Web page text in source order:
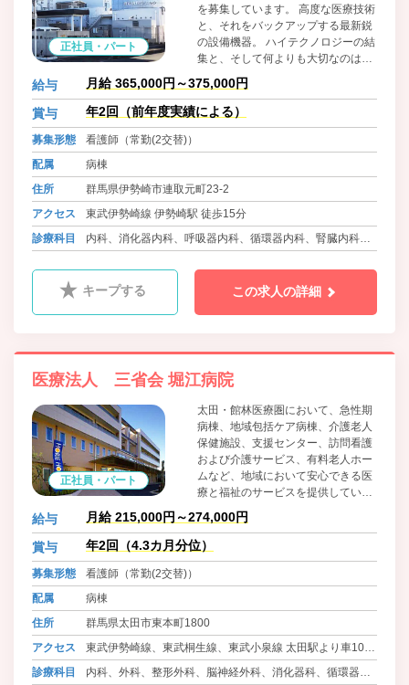
正社員・パート
を募集しています。 高度な医療技術
と、それをバックアップする最新鋭
の設備機器。 ハイテクノロジーの結
集と、そして何よりも大切なのは人
の温もりです。 人と医療を結ぶ。当
クリニックは一人ひとりの健康と幸
せを見守ります。 医療を通じて、地
域社会に貢献しませんか。 現在従業
きますので、安心してお仕事いただ
けます！ 19床2人夜勤ですので安心
です。 当院は日本透析医学会の教育
関連施設です。 透析未経験でも可。
1からお教えします。チャレンジし
給与 月給 365,000円～375,000円
賞与 年2回（前年度実績による）
募集形態
看護師（常勤(2交替)）
配属
病棟
住所
群馬県伊勢崎市連取元町23-2
アクセス
東武伊勢崎線 伊勢崎駅 徒歩15分
診療科目
内科、消化器内科、呼吸器内科、循環器内科、腎臓内科、
内科
キープする この求人の詳細
医療法人 三省会 堀江病院
正社員・パート
太田・館林医療圏において、急性期
病棟、地域包括ケア病棟、介護老人
保健施設、支援センター、訪問看護
および介護サービス、有料老人ホー
ムなど、地域において安心できる医
療と福祉のサービスを提供している
医療法人です。 14科の標榜診療科に
加え、膝関節・スポーツ外来、肝臓
外来、乳腺外来、甲状腺外来、下肢
了後の回復期リハビリテーション
さらに周辺の医療機関との連携に基
づいた2次救急を行うなど、地域へ
の貢献を第一に考えた運営を行って
います。
給与 月給 215,000円～274,000円
賞与 年2回（4.3カ月分位）
募集形態
看護師（常勤(2交替)）
配属
病棟
住所
群馬県太田市東本町1800
アクセス
東武伊勢崎線、東武桐生線、東武小泉線 太田駅より車10分
位
診療科目
内科、外科、整形外科、脳神経外科、消化器科、循環器